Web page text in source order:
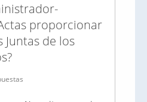
proporcionar
Juntas de los